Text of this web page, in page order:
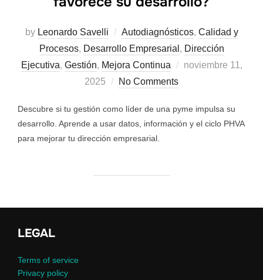
by Leonardo Savelli Autodiagnósticos, Calidad y
Procesos, Desarrollo Empresarial , Dirección
Ejecutiva, Gestión, Mejora Continua
noviembre 11,
2025
No Comments
Descubre si tu gestión como líder de una pyme impulsa su
desarrollo. Aprende a usar datos, información y el ciclo PHVA
para mejorar tu dirección empresarial.
LEGAL
Terms of service
Privacy policy